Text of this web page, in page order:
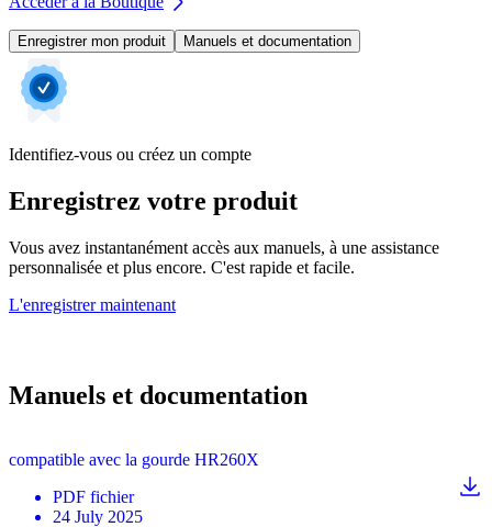
Enregistrer mon produit Manuels et documentation
Identifiez-vous ou créez un compte
Enregistrez votre produit
Vous avez instantanément accès aux manuels, à une assistance
personnalisée et plus encore. C'est rapide et facile.
L'enregistrer maintenant
Manuels et documentation
compatible avec la gourde HR260X
PDF fichier
24 July 2025